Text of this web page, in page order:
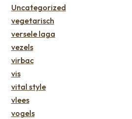
Uncategorized
vegetarisch
versele laga
vezels
virbac
vis
vital style
vlees
vogels